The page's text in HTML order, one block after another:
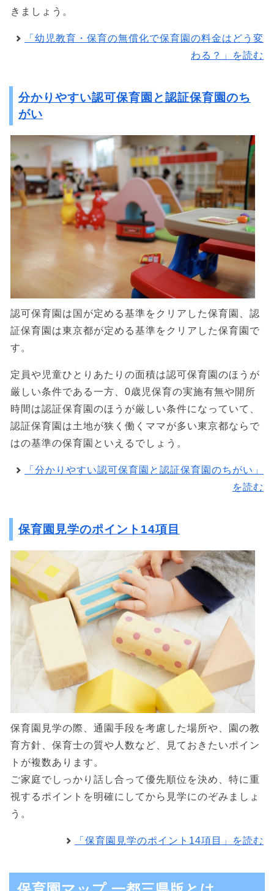
きましょう。
「幼児教育・保育の無償化で保育園の料金はどう変
わる？」を読む
分かりやすい認可保育園と認証保育園のち
がい
認可保育園は国が定める基準をクリアした保育園、認
証保育園は東京都が定める基準をクリアした保育園で
す。
定員や児童ひとりあたりの面積は認可保育園のほうが
厳しい条件である一方、0歳児保育の実施有無や開所
時間は認証保育園のほうが厳しい条件になっていて、
認証保育園は土地が狭く働くママが多い東京都ならで
はの基準の保育園といえるでしょう。
「分かりやすい認可保育園と認証保育園のちがい」
を読む
保育園見学のポイント14項目
保育園見学の際、通園手段を考慮した場所や、園の教
育方針、保育士の質や人数など、見ておきたいポイン
トが複数あります。
ご家庭でしっかり話し合って優先順位を決め、特に重
視するポイントを明確にしてから見学にのぞみましょ
う。
「保育園見学のポイント14項目」を読む